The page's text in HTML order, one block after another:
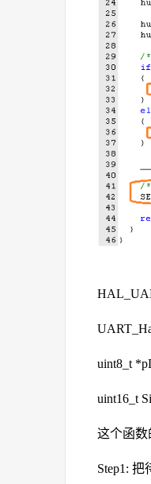
uint8_t
uint16_t
这个函数
Step1: